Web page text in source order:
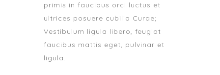
primis in faucibus orci luctus et
ultrices posuere cubilia Curae;
Vestibulum ligula libero, feugiat
faucibus mattis eget, pulvinar et
ligula.